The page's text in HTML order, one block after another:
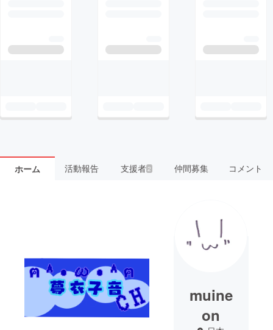
ホーム 活動報告 支援者 2 仲間募集 コメント
muine
on